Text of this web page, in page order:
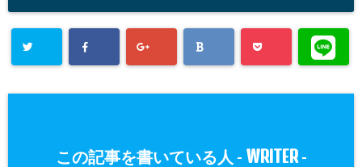
この記事を書いている人 - WRITER-